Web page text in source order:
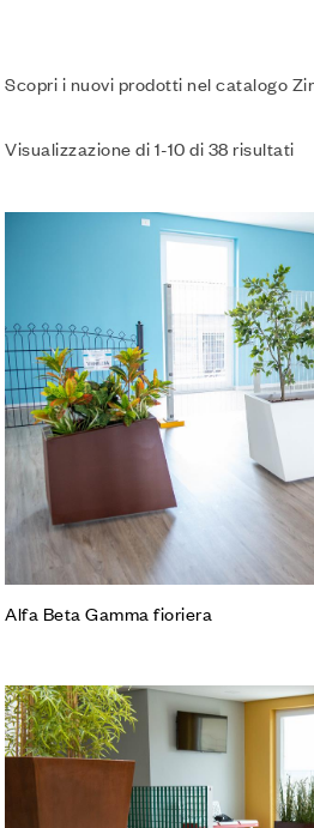
Scopri i nuovi prodotti nel catalogo
Visualizzazione di 1-10 di 38 risultati
Alfa Beta Gamma fioriera